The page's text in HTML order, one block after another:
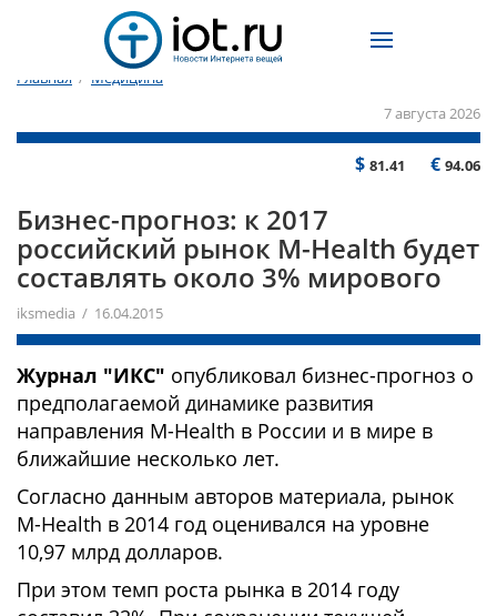
Главная / Медицина
7 августа 2026
$ 81.41 € 94.06
Бизнес-прогноз: к 2017
российский рынок M-Health будет
составлять около 3% мирового
iksmedia / 16.04.2015
Журнал "ИКС" опубликовал бизнес-прогноз о
предполагаемой динамике развития
направления M-Health в России и в мире в
ближайшие несколько лет.
Согласно данным авторов материала, рынок
M-Health в 2014 год оценивался на уровне
10,97 млрд долларов.
При этом темп роста рынка в 2014 году